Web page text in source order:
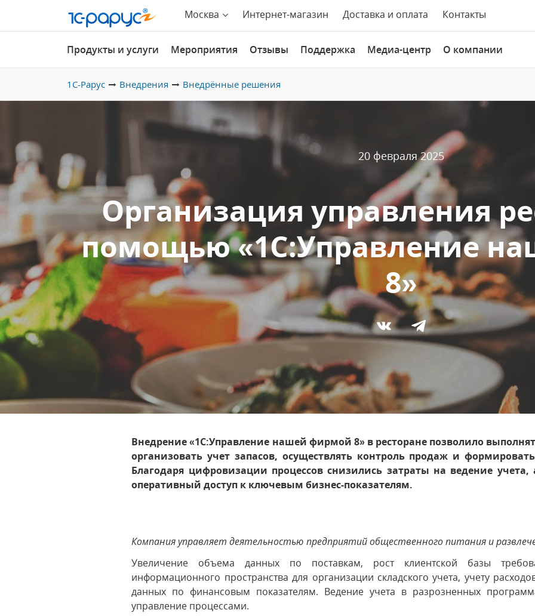
Москва Интернет-магазин Доставка и оплата Контакты
Продукты и услуги Мероприятия Отзывы Поддержка Медиа-центр О компании
1С-Рарус Внедрения Внедрённые решения
20 февраля 2025
Организация управления
помощью «1С:Управление
8»
Внедрение «1С:Управление нашей фирмой 8» в ресторане позволило
организовать учет запасов, осуществлять контроль продаж и
Благодаря цифровизации процессов снизились затраты на ведение
оперативный доступ к ключевым бизнес-показателям.
Компания управляет деятельностью предприятий общественного питания и
Увеличение объема данных по поставкам, рост клиентской базы
информационного пространства для организации складского учета, учету
данных по финансовым показателям. Ведение учета в разрозненных
управление процессами.